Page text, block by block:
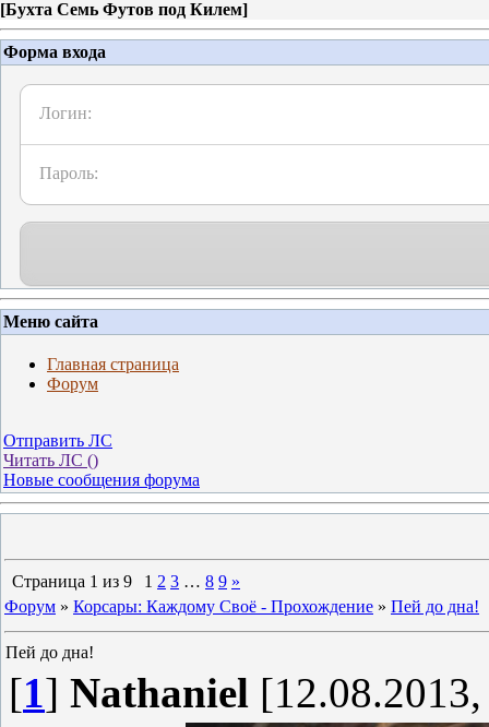
[Бухта Семь Футов под Килем]
Форма входа
Логин:
Пароль:
Меню сайта
Главная страница
Форум
Отправить ЛС
Читать ЛС ()
Новые сообщения форума
Страница 1 из 9 1 2 3 … 8 9 »
Форум » Корсары: Каждому Своё - Прохождение » Пей до дна!
Пей до дна!
[1] Nathaniel